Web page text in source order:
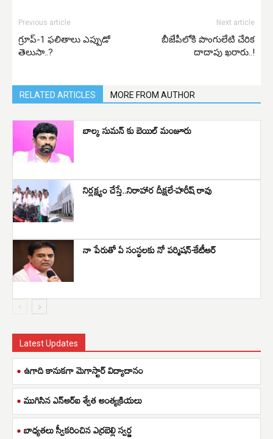
Previous article
గ్రూప్-1 ఫలితాలు ఎప్పుడో
తెలుసా..?
Next article
బీజేపీలోకి పొంగులేటి చేరిక
దాదాపు ఖరారు..!
RELATED ARTICLES MORE FROM AUTHOR
బాల్క సుమన్ కు బెయిల్ మంజూరు
నిర్లక్ష్యం చేస్తే..నిరాహార దీక్షలే-హరీష్ రావు
నా పేరుతో ఏ సంస్థలకు నో పర్మిషన్-కేటీఆర్
Latest Updates
ఉగాది కానుకగా మెగాస్టార్ విద్యాదానం
ముగిసిన ఎన్ఆర్ఐ శ్వేత అంత్యక్రియలు
బాధ్యతలు స్వీకరించిన ఎర్రబెల్లి స్వర్ణ